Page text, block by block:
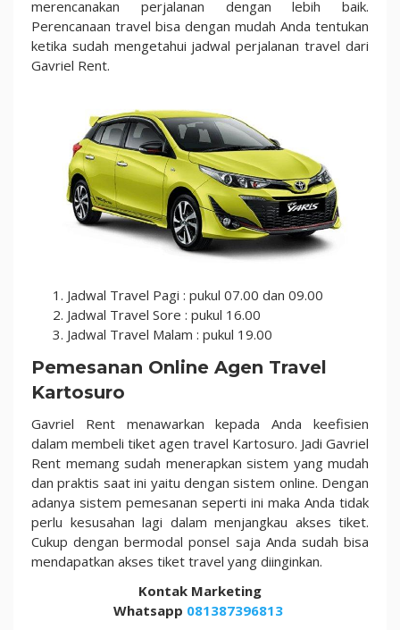
merencanakan perjalanan dengan lebih baik.
Perencanaan travel bisa dengan mudah Anda tentukan
ketika sudah mengetahui jadwal perjalanan travel dari
Gavriel Rent.
Jadwal Travel Pagi : pukul 07.00 dan 09.00
Jadwal Travel Sore : pukul 16.00
Jadwal Travel Malam : pukul 19.00
Pemesanan Online Agen Travel
Kartosuro
Gavriel Rent menawarkan kepada Anda keefisien
dalam membeli tiket agen travel Kartosuro. Jadi Gavriel
Rent memang sudah menerapkan sistem yang mudah
dan praktis saat ini yaitu dengan sistem online. Dengan
adanya sistem pemesanan seperti ini maka Anda tidak
perlu kesusahan lagi dalam menjangkau akses tiket.
Cukup dengan bermodal ponsel saja Anda sudah bisa
mendapatkan akses tiket travel yang diinginkan.
Kontak Marketing
Whatsapp 081387396813